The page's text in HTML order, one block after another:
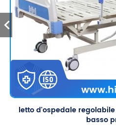
letto d'ospedale
basso